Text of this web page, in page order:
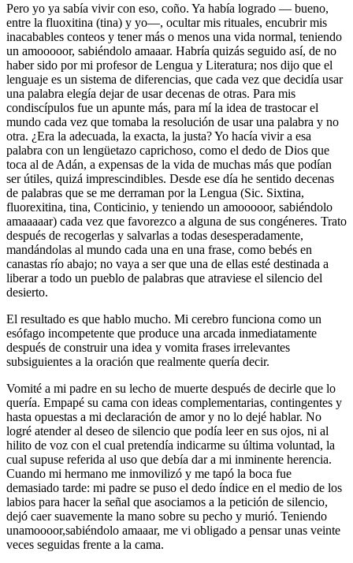
Pero yo ya sabía vivir con eso, coño. Ya había logrado — bueno,
entre la fluoxitina (tina) y yo—, ocultar mis rituales, encubrir mis
inacabables conteos y tener más o menos una vida normal, teniendo
un amooooor, sabiéndolo amaaar. Habría quizás seguido así, de no
haber sido por mi profesor de Lengua y Literatura; nos dijo que el
lenguaje es un sistema de diferencias, que cada vez que decidía usar
una palabra elegía dejar de usar decenas de otras. Para mis
condiscípulos fue un apunte más, para mí la idea de trastocar el
mundo cada vez que tomaba la resolución de usar una palabra y no
otra. ¿Era la adecuada, la exacta, la justa? Yo hacía vivir a esa
palabra con un lengüetazo caprichoso, como el dedo de Dios que
toca al de Adán, a expensas de la vida de muchas más que podían
ser útiles, quizá imprescindibles. Desde ese día he sentido decenas
de palabras que se me derraman por la Lengua (Sic. Sixtina,
fluorexitina, tina, Conticinio, y teniendo un amooooor, sabiéndolo
amaaaaar) cada vez que favorezco a alguna de sus congéneres. Trato
después de recogerlas y salvarlas a todas desesperadamente,
mandándolas al mundo cada una en una frase, como bebés en
canastas río abajo; no vaya a ser que una de ellas esté destinada a
liberar a todo un pueblo de palabras que atraviese el silencio del
desierto.
El resultado es que hablo mucho. Mi cerebro funciona como un
esófago incompetente que produce una arcada inmediatamente
después de construir una idea y vomita frases irrelevantes
subsiguientes a la oración que realmente quería decir.
Vomité a mi padre en su lecho de muerte después de decirle que lo
quería. Empapé su cama con ideas complementarias, contingentes y
hasta opuestas a mi declaración de amor y no lo dejé hablar. No
logré atender al deseo de silencio que podía leer en sus ojos, ni al
hilito de voz con el cual pretendía indicarme su última voluntad, la
cual supuse referida al uso que debía dar a mi inminente herencia.
Cuando mi hermano me inmovilizó y me tapó la boca fue
demasiado tarde: mi padre se puso el dedo índice en el medio de los
labios para hacer la señal que asociamos a la petición de silencio,
dejó caer suavemente la mano sobre su pecho y murió. Teniendo
unamoooor,sabiéndolo amaaar, me vi obligado a pensar unas veinte
veces seguidas frente a la cama.